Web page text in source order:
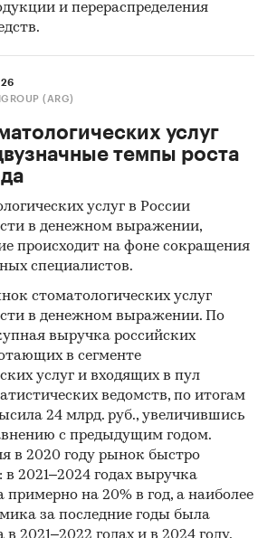
и перераспределения
(ARG)
услуг
темпы роста
услуг в России
в денежном выражении,
происходит на фоне сокращения
специалистов.
стоматологических услуг
в денежном выражении. По
выручка российских
в сегменте
услуг и входящих в пул
ведомств, по итогам
24 млрд. руб., увеличившись
с предыдущим годом.
в 2020 году рынок быстро
в 2021–2024 годах выручка
примерно на 20% в год, а наиболее
за последние годы была